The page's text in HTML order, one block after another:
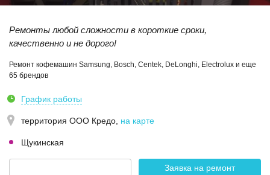
Ремонты любой сложности в короткие сроки,
качественно и не дорого!
Ремонт кофемашин Samsung, Bosch, Centek, DeLonghi, Electrolux и еще
65 брендов
График работы
территория ООО Кредо на карте
Щукинская
Заявка на ремонт